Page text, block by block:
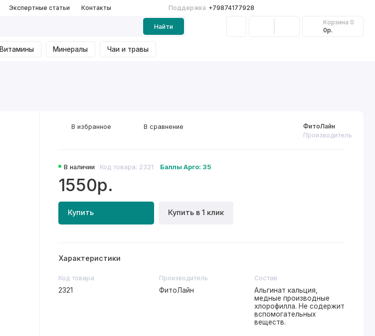
Экспертные статьи Контакты Поддержка +79874177928
Найти
Корзина 0
0р.
Витамины Минералы Чаи и травы
В наличии Код товара: 2321 Баллы Арго: 35
ФитоЛайн
Производитель
1550р.
Купить Купить в 1 клик
В избранное В сравнение
Характеристики
Код товара
2321
Производитель
ФитоЛайн
Состав
Альгинат кальция,
медные производные
хлорофилла. Не содержит
вспомогательных
веществ.